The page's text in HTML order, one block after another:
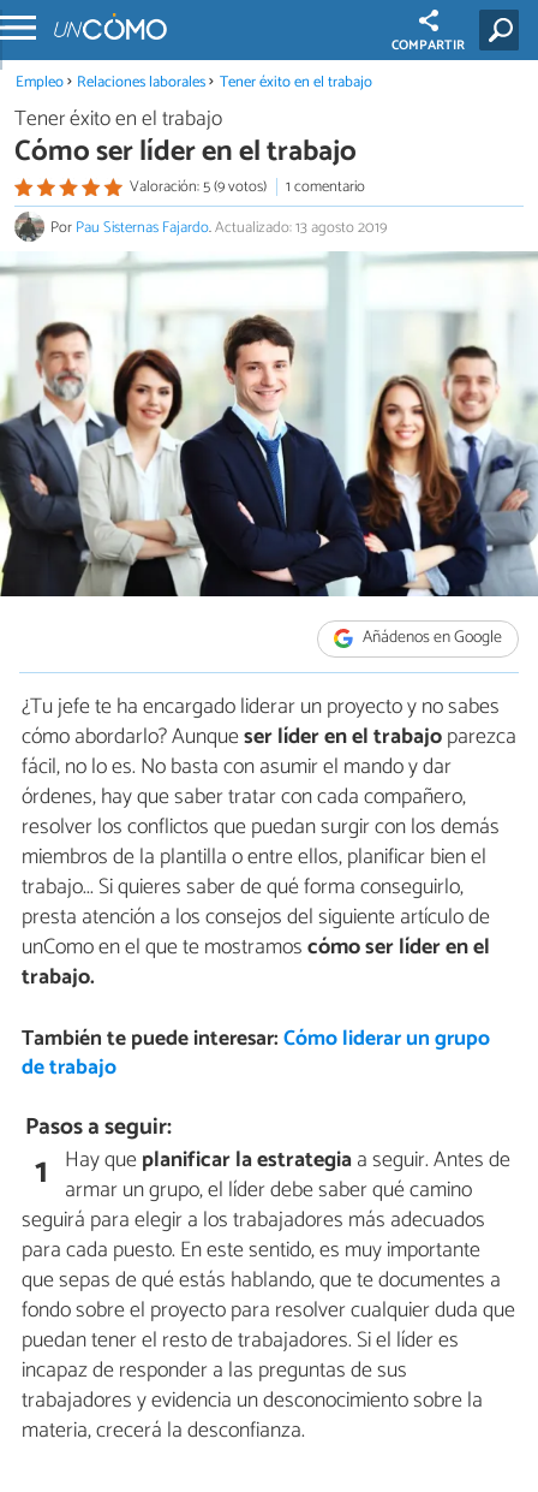
COMPARTIR
Empleo Relaciones laborales Tener éxito en el trabajo
Tener éxito en el trabajo
Cómo ser líder en el trabajo
Valoración: 5 (9 votos)
1 comentario
PorPau Sisternas Fajardo.Actualizado: 13 agosto 2019
Añádenos en Google
¿Tu jefe te ha encargado liderar un proyecto y no sabes
cómo abordarlo? Aunqueser líder en el trabajoparezca
fácil, no lo es. No basta con asumir el mando y dar
órdenes, hay que saber tratar con cada compañero,
resolver los conflictos que puedan surgir con los demás
miembros de la plantilla o entre ellos, planificar bien el
trabajo... Si quieres saber de qué forma conseguirlo,
presta atención a los consejos del siguiente artículo de
unComo en el que te mostramoscómo ser líder en el
trabajo.
También te puede interesar:Cómo liderar un grupo
de trabajo
Pasos a seguir:
1 Hay queplanificar la estrategiaa seguir. Antes de
armar un grupo, el líder debe saber qué camino
seguirá para elegir a los trabajadores más adecuados
para cada puesto. En este sentido, es muy importante
que sepas de qué estás hablando, que te documentes a
fondo sobre el proyecto para resolver cualquier duda que
puedan tener el resto de trabajadores. Si el líder es
incapaz de responder a las preguntas de sus
trabajadores y evidencia un desconocimiento sobre la
materia, crecerá la desconfianza.